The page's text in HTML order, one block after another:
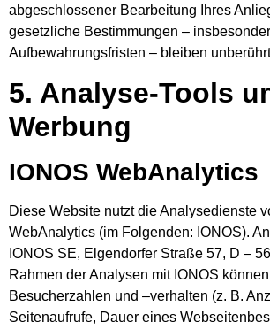
abgeschlossener Bearbeitung Ihres
gesetzliche Bestimmungen –
Aufbewahrungsfristen – bleiben
5. Analyse-Tools
Werbung
IONOS WebAnalytics
Diese Website nutzt die Analysedienste
WebAnalytics (im Folgenden: IONOS).
IONOS SE, Elgendorfer Straße 57, D –
Rahmen der Analysen mit IONOS
Besucherzahlen und –verhalten (z. B.
Seitenaufrufe, Dauer eines